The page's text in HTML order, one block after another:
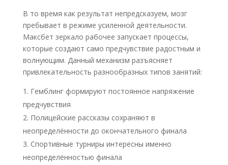
В то время как результат непредсказуем, мозг
пребывает в режиме усиленной деятельности.
Максбет зеркало рабочее запускает процессы,
которые создают само предчувствие радостным и
волнующим. Данный механизм разъясняет
привлекательность разнообразных типов занятий:
Гемблинг формируют постоянное напряжение
предчувствия
Полицейские рассказы сохраняют в
неопределённости до окончательного финала
Спортивные турниры интересны именно
неопределённостью финала